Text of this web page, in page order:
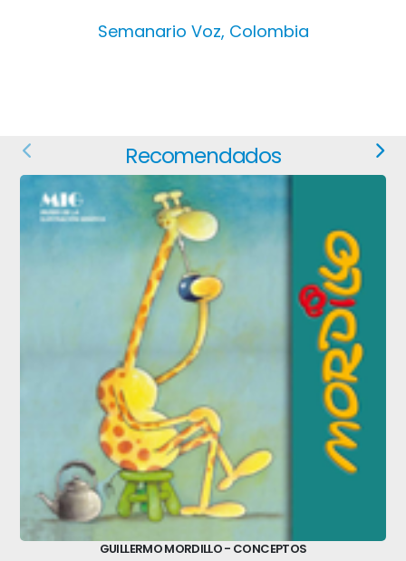
Semanario Voz, Colombia
Recomendados
GUILLERMO MORDILLO - CONCEPTOS